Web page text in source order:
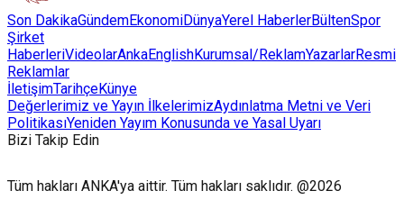
Son DakikaGündemEkonomiDünyaYerel HaberlerBültenSpor
Şirket
HaberleriVideolarAnkaEnglishKurumsal/ReklamYazarlarResmi
Reklamlar
İletişimTarihçeKünye
Değerlerimiz ve Yayın İlkelerimizAydınlatma Metni ve Veri
PolitikasıYeniden Yayım Konusunda ve Yasal Uyarı
Bizi Takip Edin
Tüm hakları ANKA'ya aittir. Tüm hakları saklıdır. @2026